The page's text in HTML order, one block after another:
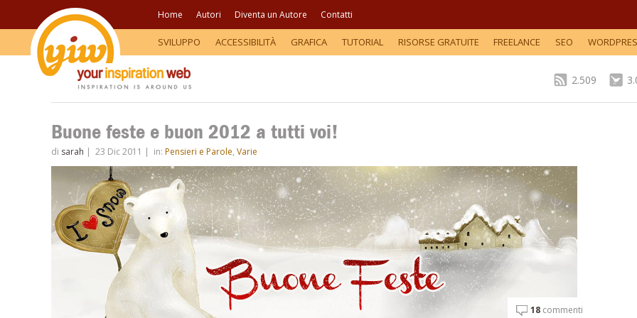
Home Autori Diventa un Autore Contatti
SVILUPPO ACCESSIBILITÀ GRAFICA TUTORIAL RISORSE GRATUITE FREELANCE SEO
2.509
Buone feste e buon 2012 a tutti voi!
di sarah | 23 Dic 2011 | in: Pensieri e Parole, Varie
18 commenti